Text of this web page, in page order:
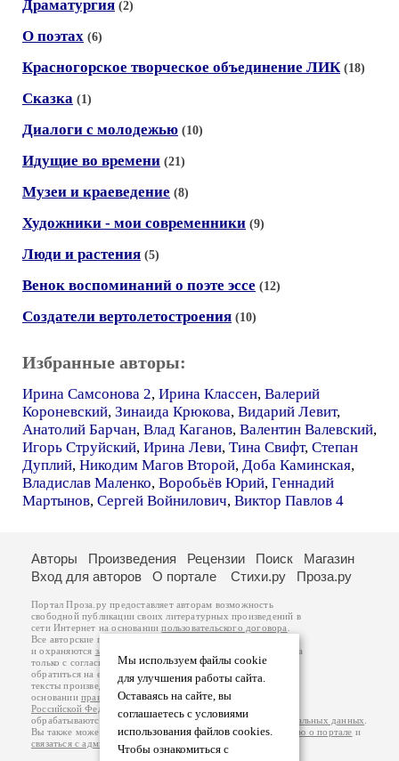
Драматургия (2)
О поэтах (6)
Красногорское творческое объединение ЛИК (18)
Сказка (1)
Диалоги с молодежью (10)
Идущие во времени (21)
Музеи и краеведение (8)
Художники - мои современники (9)
Люди и растения (5)
Венок воспоминаний о поэте эссе (12)
Создатели вертолетостроения (10)
Избранные авторы:
Ирина Самсонова 2, Ирина Классен, Валерий
Короневский, Зинаида Крюкова, Видарий Левит,
Анатолий Барчан, Влад Каганов, Валентин Валевский,
Игорь Струйский, Ирина Леви, Тина Свифт, Степан
Дуплий, Никодим Магов Второй, Доба Каминская,
Владислав Маленко, Воробьёв Юрий, Геннадий
Мартынов, Сергей Войнилович, Виктор Павлов 4
Мы используем файлы cookie
для улучшения работы сайта.
Оставаясь на сайте, вы
соглашаетесь с условиями
использования файлов cookies.
Чтобы ознакомиться с
Авторы Произведения Рецензии Поиск
Магазин
Вход для авторов
О портале Стихи.ру Проза.ру
Портал Проза.ру предоставляет авторам возможность
свободной публикации своих литературных произведений в
сети Интернет на основаниипользовательского договора
Все авторские права на произведения принадлежат авторам
и охраняются законом
. Перепечатка произведений возможна
только с согласия его автора, к которому вы можете
обратиться на его авторской странице. Ответственность за
тексты произведений авторы несут самостоятельно на
основанииправил публикацииизаконодательства
Российской Федерации
обрабатываются на основанииПолитики обработки персональных данных
Вы также можете посмотреть более подробнуюинформацию о портале и
связаться с администрацией